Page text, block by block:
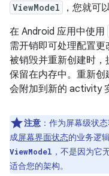
ViewModel ，您就可
在 Android 应用中使用
需开销即可处理配置
被销毁并重新创建时，
保留在内存中。重新创
会附加到新的 activity
注意 ： 作为屏幕级状态
成屏幕界面状态的业务逻
ViewModel ，不是因为它
适合您的架构。